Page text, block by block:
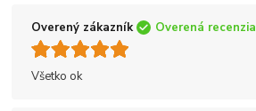
Overený zákazník Overená recenzia
Všetko ok